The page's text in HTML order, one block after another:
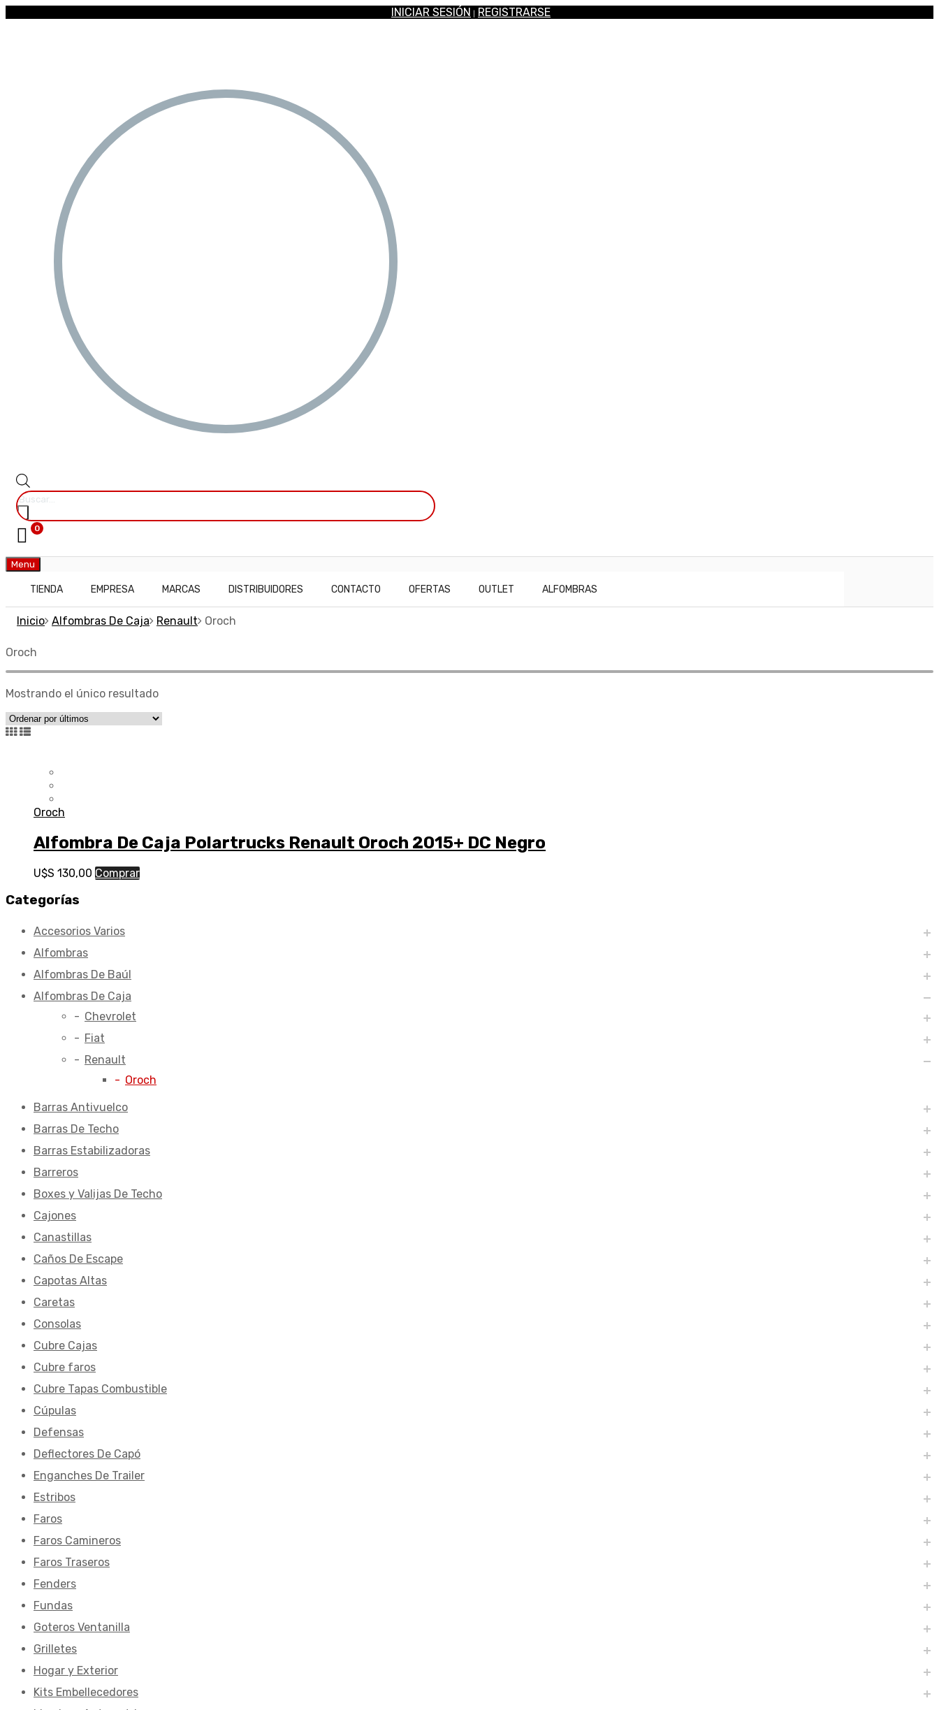
INICIAR SESIÓN REGISTRARSE
0
Menu
TIENDA EMPRESA MARCAS DISTRIBUIDORES CONTACTO OFERTAS OUTLET ALFOMBRAS
Inicio Alfombras De Caja Renault Oroch
Oroch
Mostrando el único resultado
Oroch
Alfombra De Caja Polartrucks Renault Oroch 2015+ DC Negro
U$S 130,00 Comprar
Categorías
Accesorios Varios
Alfombras
Alfombras De Baúl
Alfombras De Caja
Chevrolet
Fiat
Renault
Oroch
Barras Antivuelco
Barras De Techo
Barras Estabilizadoras
Barreros
Boxes y Valijas De Techo
Cajones
Canastillas
Caños De Escape
Capotas Altas
Caretas
Consolas
Cubre Cajas
Cubre faros
Cubre Tapas Combustible
Cúpulas
Defensas
Deflectores De Capó
Enganches De Trailer
Estribos
Faros
Faros Camineros
Faros Traseros
Fenders
Fundas
Goteros Ventanilla
Grilletes
Hogar y Exterior
Kits Embellecedores